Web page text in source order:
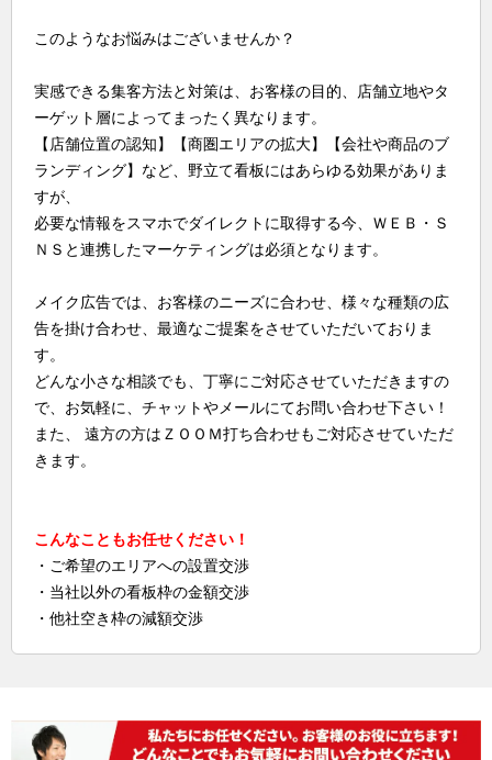
このようなお悩みはございませんか？
実感できる集客方法と対策は、お客様の目的、店舗立地やタ
ーゲット層によってまったく異なります。
【店舗位置の認知】【商圏エリアの拡大】【会社や商品のブ
ランディング】など、野立て看板にはあらゆる効果がありま
すが、
必要な情報をスマホでダイレクトに取得する今、ＷＥＢ・Ｓ
ＮＳと連携したマーケティングは必須となります。
メイク広告では、お客様のニーズに合わせ、様々な種類の広
告を掛け合わせ、最適なご提案をさせていただいておりま
す。
どんな小さな相談でも、丁寧にご対応させていただきますの
で、お気軽に、チャットやメールにてお問い合わせ下さい！
また、 遠方の方はＺＯＯＭ打ち合わせもご対応させていただ
きます。
こんなこともお任せください！
・ご希望のエリアへの設置交渉
・当社以外の看板枠の金額交渉
・他社空き枠の減額交渉